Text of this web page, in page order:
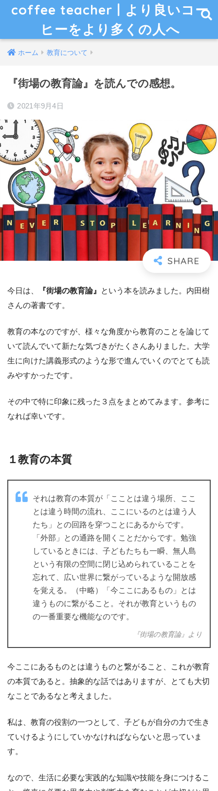
coffee teacher | より良いコー
ヒーをより多くの人へ
ホーム 教育について
『街場の教育論』を読んでの感想。
2021年9月4日
今日は、 『街場の教育論』
という本を読みました。内田樹
さんの著書です。
教育の本なのですが、様々な角度から教育のことを論じて
いて読んでいて新たな気づきがたくさんありました。大学
生に向けた講義形式のような形で進んでいくのでとても読
みやすかったです。
その中で特に印象に残った３点をまとめてみます。参考に
なれば幸いです。
１教育の本質
それは教育の本質が「こことは違う場所、ここ
とは違う時間の流れ、ここにいるのとは違う人
たち」との回路を穿つことにあるからです。
「外部」との通路を開くことだからです。勉強
しているときには、子どもたちも一瞬、無人島
という有限の空間に閉じ込められていることを
忘れて、広い世界に繋がっているような開放感
を覚える。（中略）「今ここにあるもの」とは
違うものに繋がること。それが教育というもの
の一番重要な機能なのです。
『街場の教育論』より
今ここにあるものとは違うものと繋がること、これが教育
の本質であると。抽象的な話ではありますが、とても大切
なことであるなと考えました。
私は、教育の役割の一つとして、子どもが自分の力で生き
ていけるようにしていかなければならないと思っていま
す。
なので、生活に必要な実践的な知識や技能を身につけるこ